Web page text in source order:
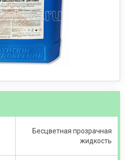
Бесцветная прозрачная
жидкость